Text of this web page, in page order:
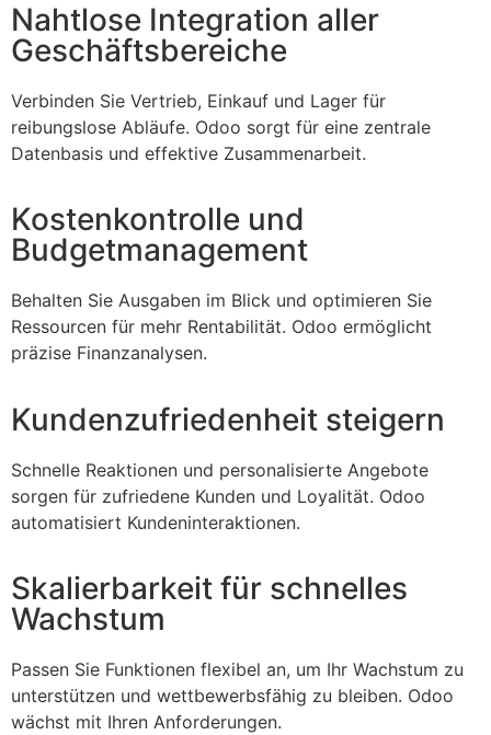
Nahtlose Integration aller
Geschäftsbereiche
Verbinden Sie Vertrieb, Einkauf und Lager für
reibungslose Abläufe. Odoo sorgt für eine zentrale
Datenbasis und effektive Zusammenarbeit.
Kostenkontrolle und
Budgetmanagement
Behalten Sie Ausgaben im Blick und optimieren Sie
Ressourcen für mehr Rentabilität. Odoo ermöglicht
präzise Finanzanalysen.
Kundenzufriedenheit steigern
Schnelle Reaktionen und personalisierte Angebote
sorgen für zufriedene Kunden und Loyalität. Odoo
automatisiert Kundeninteraktionen.
Skalierbarkeit für schnelles
Wachstum
Passen Sie Funktionen flexibel an, um Ihr Wachstum zu
unterstützen und wettbewerbsfähig zu bleiben. Odoo
wächst mit Ihren Anforderungen.